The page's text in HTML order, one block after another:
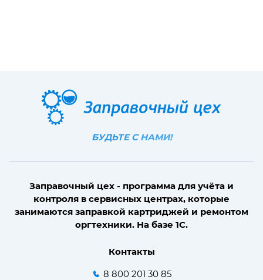
БУДЬТЕ С НАМИ!
Заправочный цех - программа для учёта и
контроля в сервисных центрах, которые
занимаются заправкой картриджей и ремонтом
оргтехники. На базе 1С.
Контакты
8 800 201 30 85